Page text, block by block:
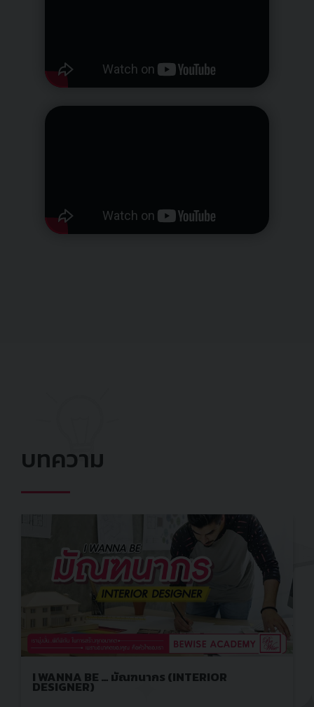
บทความ
I WANNA BE … มัณฑนากร (INTERIOR
DESIGNER)